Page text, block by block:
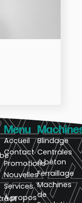
Menu
Accueil
Contact
Promotions
Nouvelles
Services
À propos
Blindage
Centrales
à béton
Ferraillage
Machines
de